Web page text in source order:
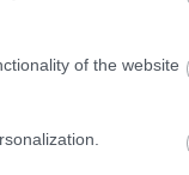
of the website